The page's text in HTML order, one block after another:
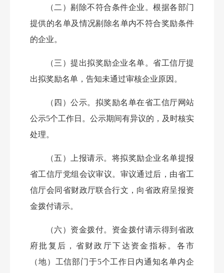
（二）剔除不符合条件企业。根据各部门
提供的名单及情况剔除名单内不符合奖励条件
的企业。
（三）提出拟奖励企业名单。省工信厅提
出拟奖励名单，告知未通过审核企业原因。
（四）公示。 拟奖励名单在省工信厅网站
公示5个工作日。公示期间有异议的，及时核实
处理。
（五）上报请示。 将拟奖励企业名单提报
省工信厅党组会议审议。审议通过后，由省工
信厅会同省财政厅联合行文，向省政府呈报资
金拨付请示。
（六）资金拨付。 资金拨付请示得到省政
府批复后，省财政厅下达资金指标。各市
（地）工信部门于5个工作日内通知名单内企